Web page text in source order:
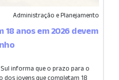
Administração e Planejamento
18 anos em 2026 devem
informa que o prazo para o
jovens que completam 18